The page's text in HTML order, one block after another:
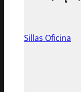
Sillas Oficina